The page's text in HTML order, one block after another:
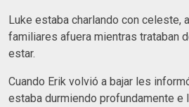
Luke estaba charlando con celeste,
familiares afuera mientras trataban
estar.
Cuando Erik volvió a bajar les
estaba durmiendo profundamente e